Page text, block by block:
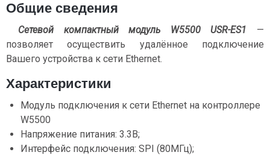
Общие сведения
Сетевой компактный модуль W5500 USR-ES1 —
позволяет осуществить удалённое подключение
Вашего устройства к сети Ethernet.
Характеристики
Модуль подключения к сети Ethernet на контроллере
W5500
Напряжение питания: 3.3В;
Интерфейс подключения: SPI (80МГц);